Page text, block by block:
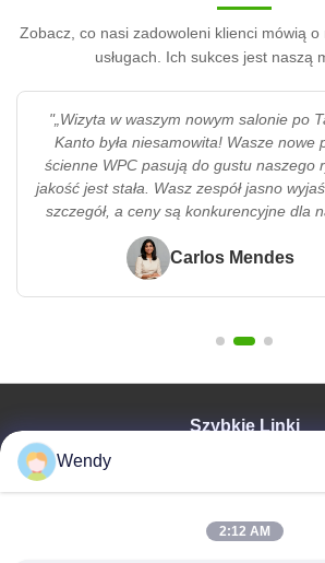
Zobacz, co nasi zadowoleni klienci mówią
usługach. Ich sukces jest naszą
"„Wizyta w waszym nowym salonie po
Kanto była niesamowita! Wasze nowe
ścienne WPC pasują do gustu naszego
jakość jest stała. Wasz zespół jasno
szczegół, a ceny są konkurencyjne dla
regionu. Jestem podekscytowany, aby
te produkty do Brazylii – jesteście
Carlos Mendes
Szybkie Linki
Produkty
Wideo
Pokaz VR
Wendy
2:12 AM